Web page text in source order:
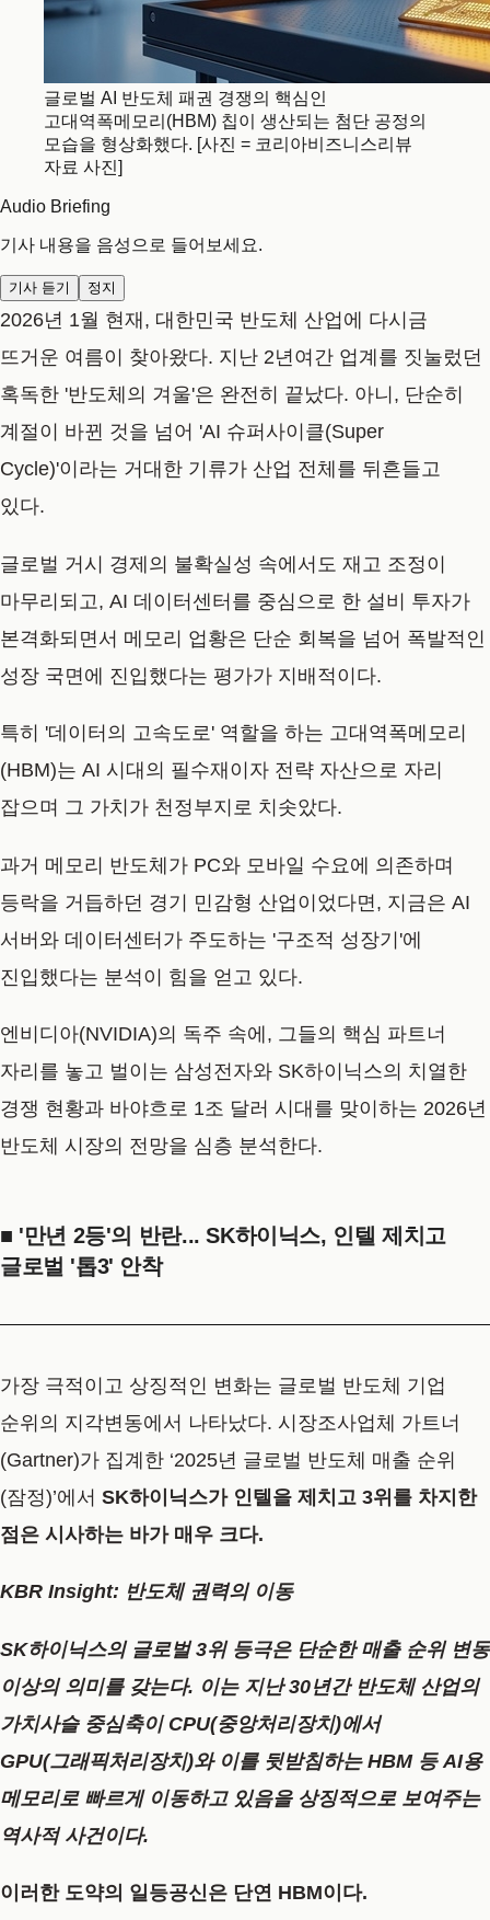
글로벌 AI 반도체 패권 경쟁의 핵심인
고대역폭메모리(HBM) 칩이 생산되는 첨단 공정의
모습을 형상화했다. [사진 = 코리아비즈니스리뷰
자료 사진]
Audio Briefing
기사 내용을 음성으로 들어보세요.
기사 듣기 정지
2026년 1월 현재, 대한민국 반도체 산업에 다시금
뜨거운 여름이 찾아왔다. 지난 2년여간 업계를 짓눌렀던
혹독한 '반도체의 겨울'은 완전히 끝났다. 아니, 단순히
계절이 바뀐 것을 넘어 'AI 슈퍼사이클(Super
Cycle)'이라는 거대한 기류가 산업 전체를 뒤흔들고
있다.
글로벌 거시 경제의 불확실성 속에서도 재고 조정이
마무리되고, AI 데이터센터를 중심으로 한 설비 투자가
본격화되면서 메모리 업황은 단순 회복을 넘어 폭발적인
성장 국면에 진입했다는 평가가 지배적이다.
특히 '데이터의 고속도로' 역할을 하는 고대역폭메모리
(HBM)는 AI 시대의 필수재이자 전략 자산으로 자리
잡으며 그 가치가 천정부지로 치솟았다.
과거 메모리 반도체가 PC와 모바일 수요에 의존하며
등락을 거듭하던 경기 민감형 산업이었다면, 지금은 AI
서버와 데이터센터가 주도하는 '구조적 성장기'에
진입했다는 분석이 힘을 얻고 있다.
엔비디아(NVIDIA)의 독주 속에, 그들의 핵심 파트너
자리를 놓고 벌이는 삼성전자와 SK하이닉스의 치열한
경쟁 현황과 바야흐로 1조 달러 시대를 맞이하는 2026년
반도체 시장의 전망을 심층 분석한다.
■ '만년 2등'의 반란... SK하이닉스, 인텔 제치고
글로벌 '톱3' 안착
가장 극적이고 상징적인 변화는 글로벌 반도체 기업
순위의 지각변동에서 나타났다. 시장조사업체 가트너
(Gartner)가 집계한 ‘2025년 글로벌 반도체 매출 순위
(잠정)’에서 SK하이닉스가 인텔을 제치고 3위를 차지한
점은 시사하는 바가 매우 크다.
KBR Insight: 반도체 권력의 이동
SK하이닉스의 글로벌 3위 등극은 단순한 매출 순위 변동
이상의 의미를 갖는다. 이는 지난 30년간 반도체 산업의
가치사슬 중심축이 CPU(중앙처리장치)에서
GPU(그래픽처리장치)와 이를 뒷받침하는 HBM 등 AI용
메모리로 빠르게 이동하고 있음을 상징적으로 보여주는
역사적 사건이다.
이러한 도약의 일등공신은 단연 HBM이다.